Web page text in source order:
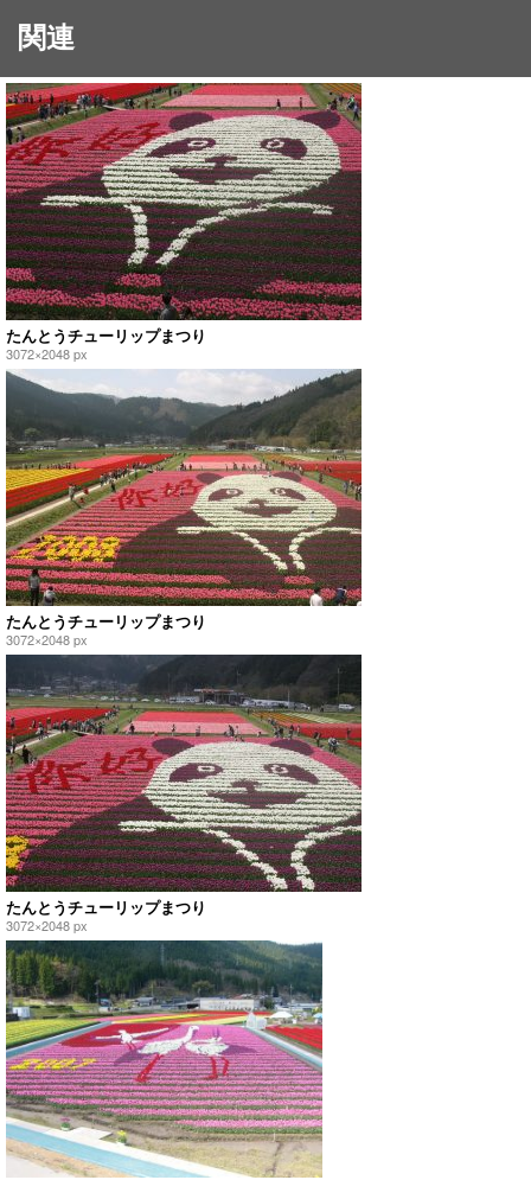
関連
たんとうチューリップまつり
3072×2048 px
たんとうチューリップまつり
3072×2048 px
たんとうチューリップまつり
3072×2048 px